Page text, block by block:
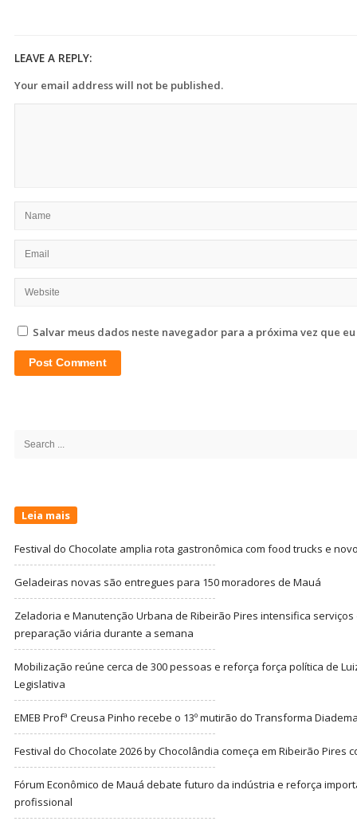
LEAVE A REPLY:
Your email address will not be published.
Salvar meus dados neste navegador para a próxima vez que
Search
Leia mais
Festival do Chocolate amplia rota gastronômica com food trucks e
Geladeiras novas são entregues para 150 moradores de Mauá
Zeladoria e Manutenção Urbana de Ribeirão Pires intensifica
preparação viária durante a semana
Mobilização reúne cerca de 300 pessoas e reforça força política de
Legislativa
EMEB Profª Creusa Pinho recebe o 13º mutirão do Transforma
Festival do Chocolate 2026 by Chocolândia começa em Ribeirão Pires
Fórum Econômico de Mauá debate futuro da indústria e reforça
profissional